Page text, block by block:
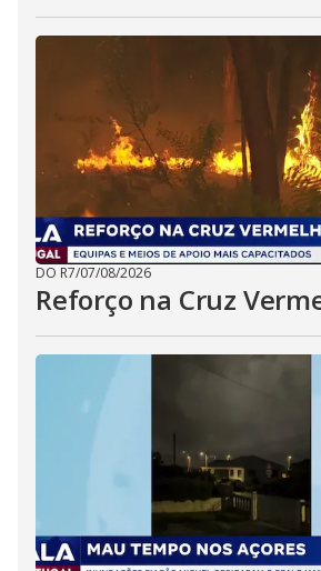
DO R7/07/08/2026
Reforço na Cruz